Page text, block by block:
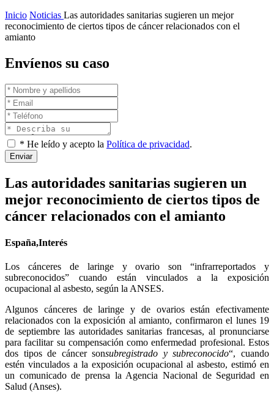
Inicio Noticias Las autoridades sanitarias sugieren un mejor
reconocimiento de ciertos tipos de cáncer relacionados con el
amianto
Envíenos su caso
* He leído y acepto la Política de privacidad.
Enviar
Las autoridades sanitarias sugieren un
mejor reconocimiento de ciertos tipos de
cáncer relacionados con el amianto
España,Interés
Los cánceres de laringe y ovario son “infrarreportados y
subreconocidos” cuando están vinculados a la exposición
ocupacional al asbesto, según la ANSES.
Algunos cánceres de laringe y de ovarios están efectivamente
relacionados con la exposición al amianto, confirmaron el lunes 19
de septiembre las autoridades sanitarias francesas, al pronunciarse
para facilitar su compensación como enfermedad profesional. Estos
dos tipos de cáncer sonsubregistrado y subreconocido“, cuando
estén vinculados a la exposición ocupacional al asbesto, estimó en
un comunicado de prensa la Agencia Nacional de Seguridad en
Salud (Anses).